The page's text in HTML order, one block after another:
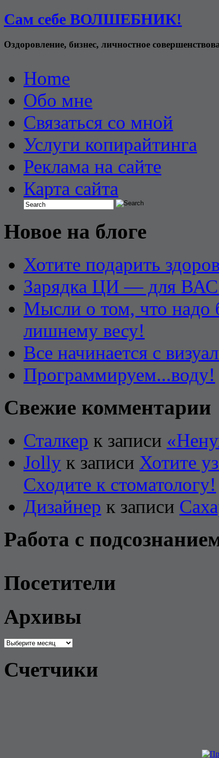
Сам себе ВОЛШЕБНИК!
Оздоровление, бизнес, личностное
Home
Обо мне
Связаться со мной
Услуги копирайтинга
Реклама на сайте
Карта сайта
Новое на блоге
Хотите подарить
Зарядка ЦИ — для
Мысли о том, что надо
лишнему весу!
Все начинается с
Программируем...воду!
Свежие комментарии
Сталкер к записи
Jolly к записи Хотите
Сходите к стоматологу!
Дизайнер к записи
Работа с
Посетители
Архивы
Архивы
Счетчики